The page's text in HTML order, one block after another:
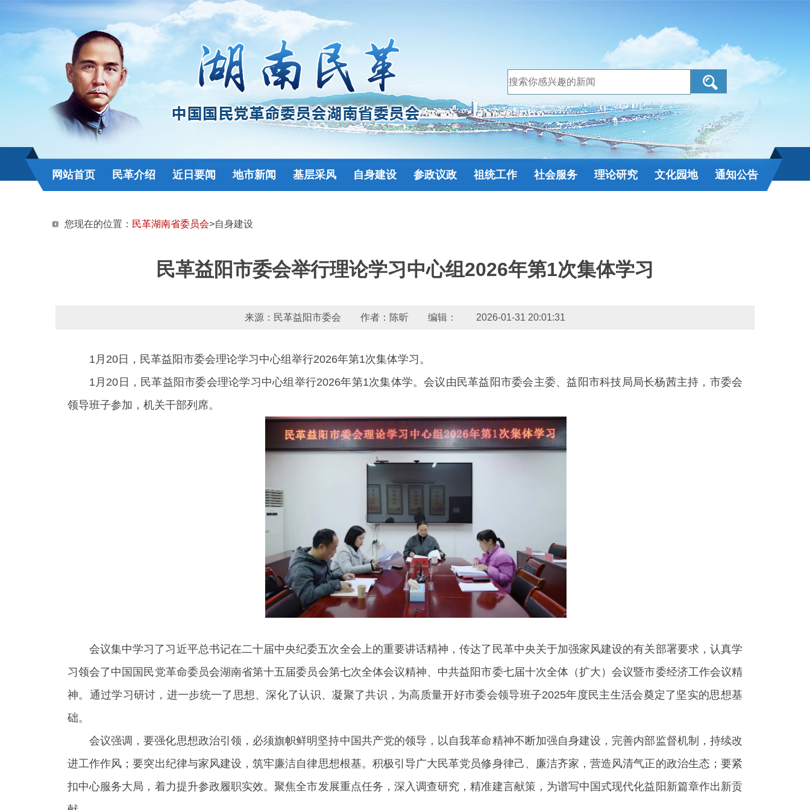
网站首页 民革介绍 近日要闻 地市新闻 基层采风 自身建设 参政议政 祖统工作 社会服务 理论研究 文化园地 通知公告
您现在的位置： 民革湖南省委员会>自身建设
民革益阳市委会举行理论学习中心组2026年第1次集体学习
来源：民革益阳市委会 作者：陈昕 编辑： 2026-01-31 20:01:31
1月20日，民革益阳市委会理论学习中心组举行2026年第1次集体学习。
1月20日，民革益阳市委会理论学习中心组举行2026年第1次集体学。会议由民革益阳市委会主委、益阳市科技局局长杨茜主持，市委会
领导班子参加，机关干部列席。
会议集中学习了习近平总书记在二十届中央纪委五次全会上的重要讲话精神，传达了民革中央关于加强家风建设的有关部署要求，认真学
习领会了中国国民党革命委员会湖南省第十五届委员会第七次全体会议精神、中共益阳市委七届十次全体（扩大）会议暨市委经济工作会议精
神。通过学习研讨，进一步统一了思想、深化了认识、凝聚了共识，为高质量开好市委会领导班子2025年度民主生活会奠定了坚实的思想基
础。
会议强调，要强化思想政治引领，必须旗帜鲜明坚持中国共产党的领导，以自我革命精神不断加强自身建设，完善内部监督机制，持续改
进工作作风；要突出纪律与家风建设，筑牢廉洁自律思想根基。积极引导广大民革党员修身律己、廉洁齐家，营造风清气正的政治生态；要紧
扣中心服务大局，着力提升参政履职实效。聚焦全市发展重点任务，深入调查研究，精准建言献策，为谱写中国式现代化益阳新篇章作出新贡